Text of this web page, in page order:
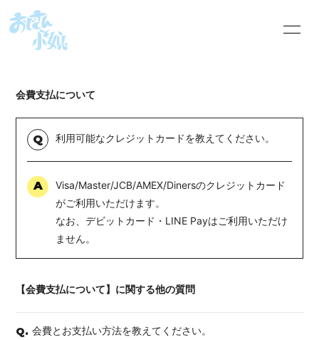
SHOP
PROFILE VIDEO
DISCOGRAPHY
BLOG
RADIO
のお便り
会費支払について
Q 利用可能なクレジットカードを教えてください。
A
Visa/Master/JCB/AMEX/Dinersのクレジットカード
がご利用いただけます。
なお、デビットカード・LINE Payはご利用いただけ
ません。
【会費支払について】に関する他の質問
Q. 会費とお支払い方法を教えてください。